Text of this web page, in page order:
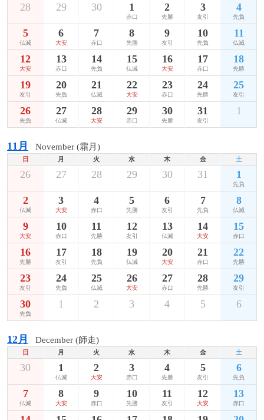
28 29 30 1
赤口
2
先勝
3
友引
4
先負
5
仏滅
6
大安
7
赤口
8
先勝
9
友引
10
先負
11
仏滅
12
大安
13
赤口
14
先負
15
仏滅
16
大安
17
赤口
18
先勝
19
友引
20
先負
21
仏滅
22
大安
23
赤口
24
先勝
25
友引
26
先負
27
仏滅
28
大安
29
赤口
30
先勝
31
友引
1
11月 November (霜月)
日 月 火 水 木 金 土
26 27 28 29 30 31 1
先負
2
仏滅
3
大安
4
赤口
5
先勝
6
友引
7
先負
8
仏滅
9
大安
10
赤口
11
先勝
12
友引
13
仏滅
14
大安
15
赤口
16
先勝
17
友引
18
先負
19
仏滅
20
大安
21
赤口
22
先勝
23
友引
24
先負
25
仏滅
26
大安
27
赤口
28
先勝
29
友引
30
先負
1 2 3 4 5 6
12月 December (師走)
日 月 火 水 木 金 土
30 1
仏滅
2
大安
3
赤口
4
先勝
5
友引
6
先負
7
仏滅
8
大安
9
赤口
10
先勝
11
友引
12
大安
13
赤口